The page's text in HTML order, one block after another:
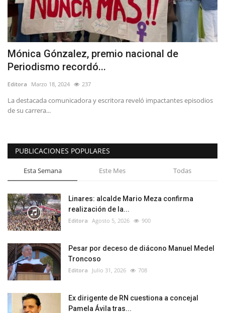
Deporte
Política
Espectáculos
Mónica Gónzalez, premio nacional de
Periodismo recordó...
Editora Marzo 18, 2024 237
La destacada comunicadora y escritora reveló impactantes episodios
de su carrera...
PUBLICACIONES POPULARES
Esta Semana Este Mes Todas
Linares: alcalde Mario Meza confirma
realización de la...
Editora Agosto 5, 2026 900
Pesar por deceso de diácono Manuel Medel
Troncoso
Editora Julio 31, 2026 708
Ex dirigente de RN cuestiona a concejal
Pamela Ávila tras...